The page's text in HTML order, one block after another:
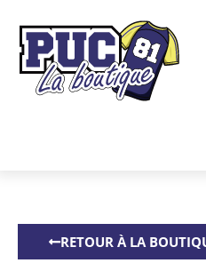
RETOUR À LA